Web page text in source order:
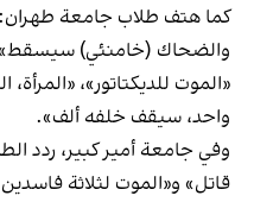
كما هتف طلاب جامعة
والضحاك (خامنئي)
«الموت للديكتاتور»،
واحد، سيقف خلفه ألف».
وفي جامعة أمير كبير، ردد
قاتل» و«الموت لثلاثة